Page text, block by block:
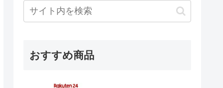
おすすめ商品